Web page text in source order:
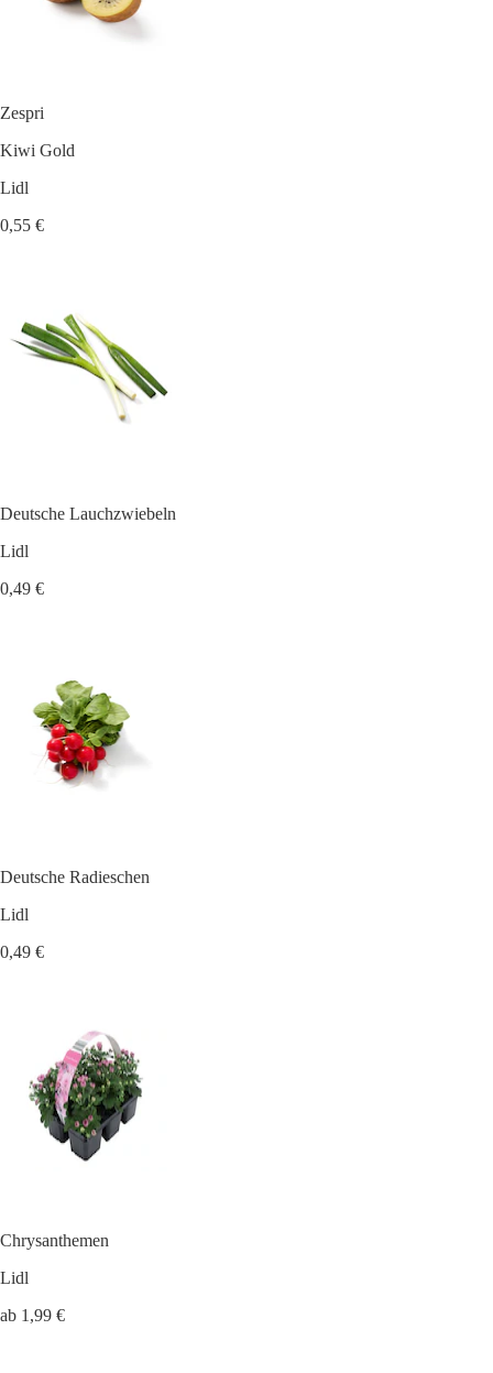
Zespri
Kiwi Gold
Lidl
0,55 €
Deutsche Lauchzwiebeln
Lidl
0,49 €
Deutsche Radieschen
Lidl
0,49 €
Chrysanthemen
Lidl
ab 1,99 €